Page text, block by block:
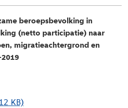
beroepsbevolking in
(netto participatie) naar
migratieachtergrond en
KB)